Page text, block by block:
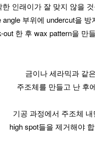
한 인래이가 잘 맞지 않을
angle 부위에 undercut을 방
out 한 후 wax pattern을 만
금이나 세라믹과 같은
주조체를 만들고 난 후
기공 과정에서 주조체 내
high spot들을 제거해야